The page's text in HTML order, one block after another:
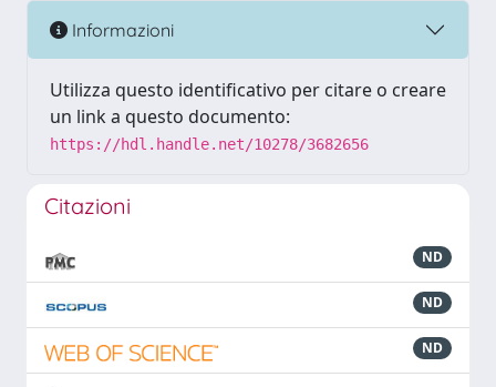
Informazioni
Utilizza questo identificativo per citare o creare
un link a questo documento:
https://hdl.handle.net/10278/3682656
Citazioni
ND
ND
ND